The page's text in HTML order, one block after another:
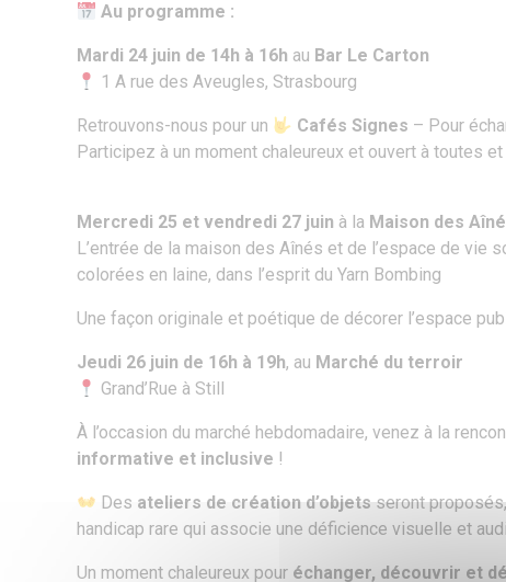
Au programme :
Mardi 24 juin de 14h à 16h au Bar Le Carton
1 A rue des Aveugles, Strasbourg
Retrouvons-nous pour un Cafés Signes – Pour
Participez à un moment chaleureux et ouvert à toutes
Mercredi 25 et vendredi 27 juin à la Maison des
L’entrée de la maison des Aînés et de l’espace de
colorées en laine, dans l’esprit du Yarn Bombing
Une façon originale et poétique de décorer l’espace
Jeudi 26 juin de 16h à 19h, au Marché du terroir
Grand’Rue à Still
À l’occasion du marché hebdomadaire, venez à la
informative et inclusive !
Des ateliers de création d’objetsseront
handicap rare qui associe une déficience visuelle et
Un moment chaleureux pour échanger, découvrir et